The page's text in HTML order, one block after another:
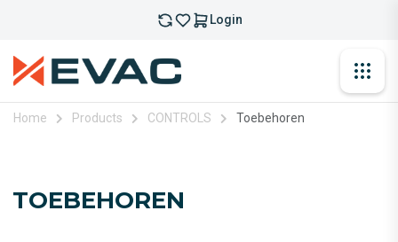
Login
Home Products CONTROLS Toebehoren
TOEBEHOREN